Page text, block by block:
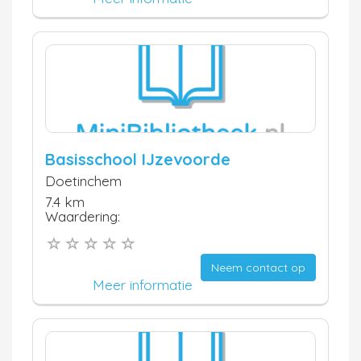
Basisschool IJzevoorde
Doetinchem
7.4 km
Waardering:
Neem contact op
Meer informatie